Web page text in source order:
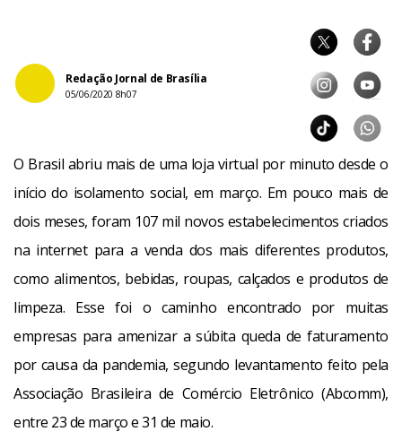
Redação Jornal de Brasília
05/06/2020 8h07
O Brasil abriu mais de uma loja virtual por minuto desde o
início do isolamento social, em março. Em pouco mais de
dois meses, foram 107 mil novos estabelecimentos criados
na internet para a venda dos mais diferentes produtos,
como alimentos, bebidas, roupas, calçados e produtos de
limpeza. Esse foi o caminho encontrado por muitas
empresas para amenizar a súbita queda de faturamento
por causa da pandemia, segundo levantamento feito pela
Associação Brasileira de Comércio Eletrônico (Abcomm),
entre 23 de março e 31 de maio.